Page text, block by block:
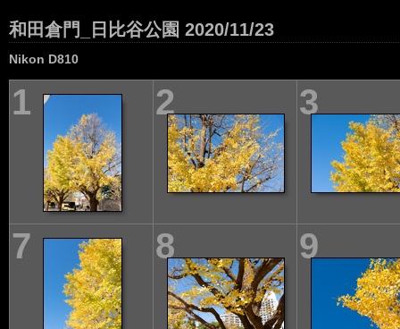
和田倉門_日比谷公園 2020/11/23
Nikon D810
1 2 3
7 8 9